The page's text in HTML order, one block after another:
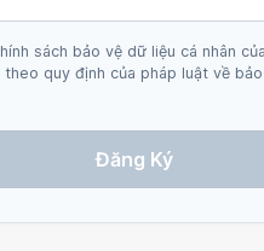
sách bảo vệ dữ liệu cá nhân
quy định của pháp luật về bảo
Đăng Ký